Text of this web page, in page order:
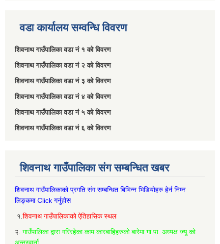
वडा कार्यालय सम्वन्धि विवरण
शिवनाथ गाउँपालिका वडा नं‌ १ को विवरण
शिवनाथ गाउँपालिका वडा नं‌ २ को विवरण
शिवनाथ गाउँपालिका वडा नं‌ ३ को विवरण
शिवनाथ गाउँपालिका वडा नं‌ ४ को विवरण
शिवनाथ गाउँपालिका वडा नं‌ ५ को विवरण
शिवनाथ गाउँपालिका वडा नं‌ ६ को विवरण
शिवनाथ गाउँपालिका संग सम्बन्धित खबर
शिवनाथ गाउँपालिकाको प्रगति संग सम्बन्धित बिभिन्‍न भिडियोहरु हेर्न निम्‍न
लिङ्कमा Click गर्नुहोस
१. शिवनाथ गाउँपालिकाको ऐतिहासिक स्थल
२. गाउँपालिका द्वारा गरिरहेका काम कारबाहिहरुको बारेमा गा.पा. अध्यक्ष ज्यू को
अन्तरवार्ता